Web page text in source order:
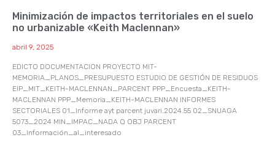
Minimización de impactos territoriales en el suelo
no urbanizable «Keith Maclennan»
abril 9, 2025
EDICTO DOCUMENTACION PROYECTO MIT-
MEMORIA_PLANOS_PRESUPUESTO ESTUDIO DE GESTIÓN DE RESIDUOS
EIP_MIT_KEITH-MACLENNAN_PARCENT PPP_Encuesta_KEITH-
MACLENNAN PPP_Memoria_KEITH-MACLENNAN INFORMES
SECTORIALES 01_Informe ayt parcent juvari.2024.55 02_SNUAGA
5073_2024 MIN_IMPAC_NADA Q OBJ PARCENT
03_Información_al_interesado